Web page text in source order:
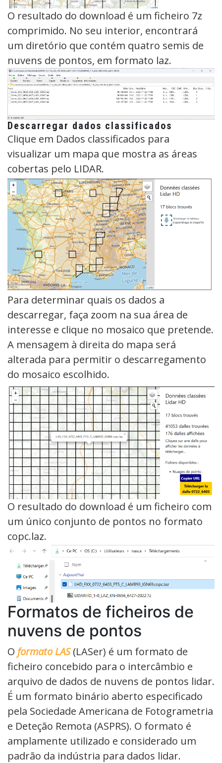
O resultado do download é um ficheiro 7z
comprimido. No seu interior, encontrará
um diretório que contém quatro semis de
nuvens de pontos, em formato laz.
Descarregar dados classificados
Clique em Dados classificados para
visualizar um mapa que mostra as áreas
cobertas pelo LIDAR.
Para determinar quais os dados a
descarregar, faça zoom na sua área de
interesse e clique no mosaico que pretende.
A mensagem à direita do mapa será
alterada para permitir o descarregamento
do mosaico escolhido.
O resultado do download é um ficheiro com
um único conjunto de pontos no formato
copc.laz.
Formatos de ficheiros de
nuvens de pontos
O formato LAS (LASer) é um formato de
ficheiro concebido para o intercâmbio e
arquivo de dados de nuvens de pontos lidar.
É um formato binário aberto especificado
pela Sociedade Americana de Fotogrametria
e Deteção Remota (ASPRS). O formato é
amplamente utilizado e considerado um
padrão da indústria para dados lidar.